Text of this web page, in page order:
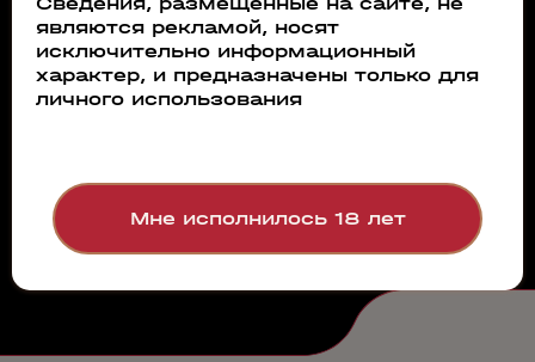
являются рекламой, носят
исключительно информационный
характер, и предназначены только для
личного использования
Мне исполнилось 18 лет